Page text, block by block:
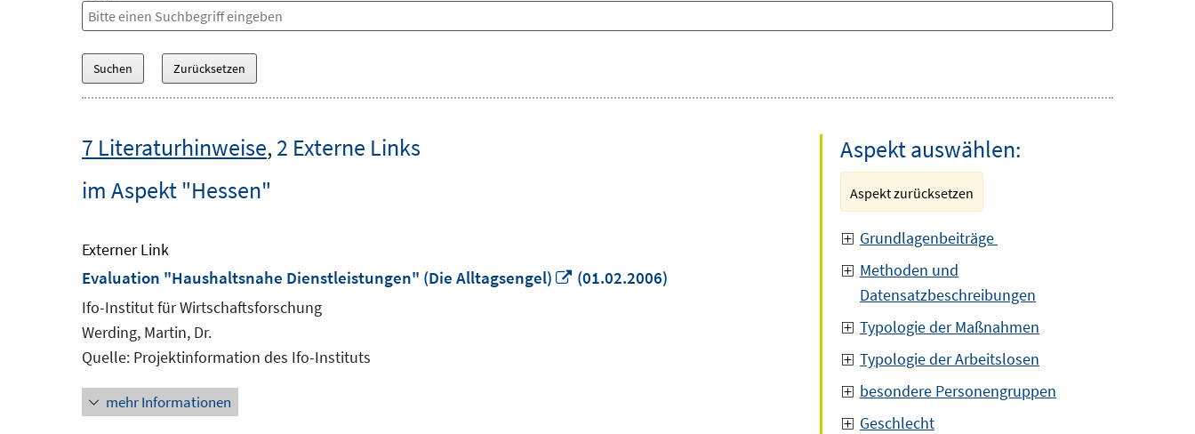
7 Literaturhinweise,2 Externe Links
im Aspekt "Hessen"
Externer Link
Evaluation "Haushaltsnahe Dienstleistungen" (Die Alltagsengel)
In
(01.02.2006)
Ifo-Institut für Wirtschaftsforschung
Werding, Martin, Dr.
Quelle: Projektinformation des Ifo-Instituts
mehr Informationen
Aspekt auswählen:
Aspekt zurücksetzen
Grundlagenbeiträge
Methoden und
Datensatzbeschreibungen
Typologie der Maßnahmen
Typologie der Arbeitslosen
besondere Personengruppen
Geschlecht